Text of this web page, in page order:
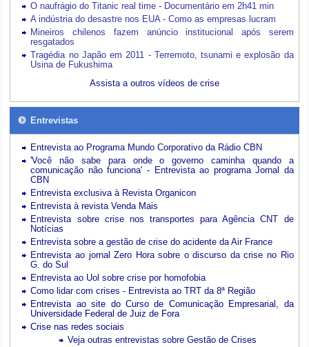
O naufrágio do Titanic real time - Documentário em 2h41 min
A indústria do desastre nos EUA - Como as empresas lucram
Mineiros chilenos fazem anúncio institucional após serem
resgatados
Tragédia no Japão em 2011 - Terremoto, tsunami e explosão da
Usina de Fukushima
Assista a outros vídeos de crise
Entrevistas
Entrevista ao Programa Mundo Corporativo da Rádio CBN
'Você não sabe para onde o governo caminha quando a
comunicação não funciona' - Entrevista ao programa Jornal da
CBN
Entrevista exclusiva à Revista Organicon
Entrevista à revista Venda Mais
Entrevista sobre crise nos transportes para Agência CNT de
Notícias
Entrevista sobre a gestão de crise do acidente da Air France
Entrevista ao jornal Zero Hora sobre o discurso da crise no Rio
G. do Sul
Entrevista ao Uol sobre crise por homofobia
Como lidar com crises - Entrevista ao TRT da 8ª Região
Entrevista ao site do Curso de Comunicação Empresarial, da
Universidade Federal de Juiz de Fora
Crise nas redes sociais
Veja outras entrevistas sobre Gestão de Crises